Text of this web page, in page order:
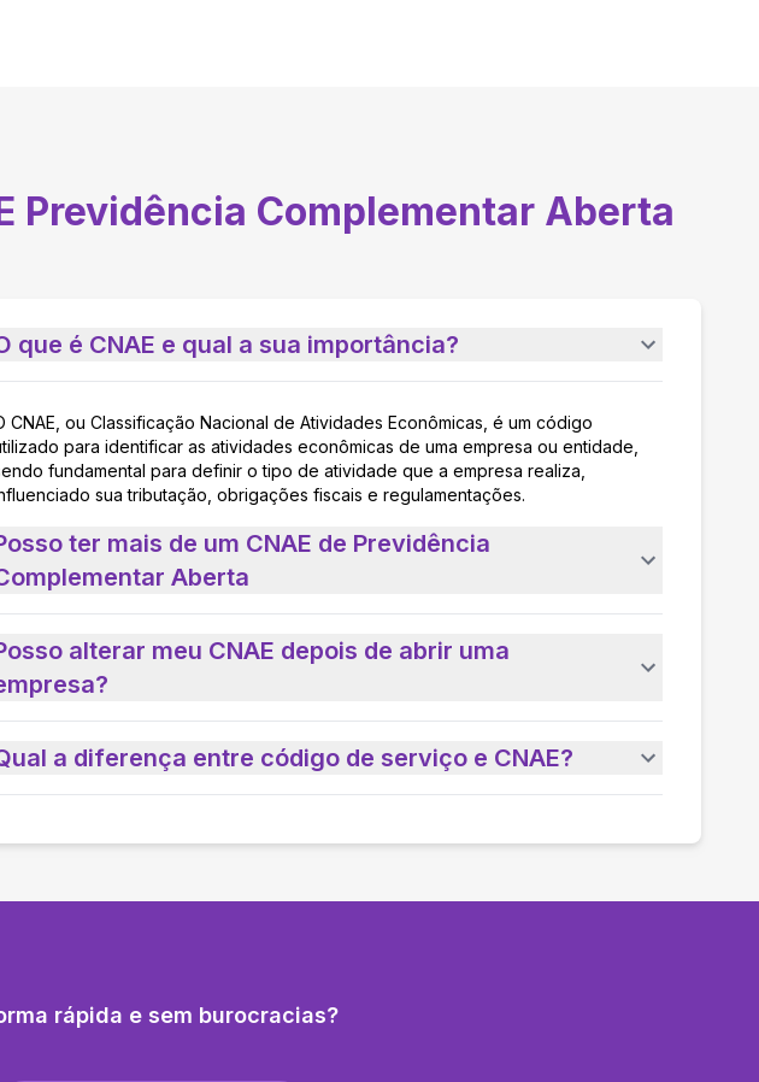
Previdência Complementar Aberta
que é CNAE e qual a sua importância?
CNAE, ou Classificação Nacional de Atividades Econômicas, é um código
para identificar as atividades econômicas de uma empresa ou entidade,
fundamental para definir o tipo de atividade que a empresa realiza,
sua tributação, obrigações fiscais e regulamentações.
ter mais de um CNAE de Previdência
Aberta
alterar meu CNAE depois de abrir uma
a diferença entre código de serviço e CNAE?
rápida e sem burocracias?